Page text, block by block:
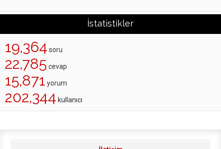
İstatistikler
19,364 soru
22,785 cevap
15,871 yorum
202,344 kullanıcı